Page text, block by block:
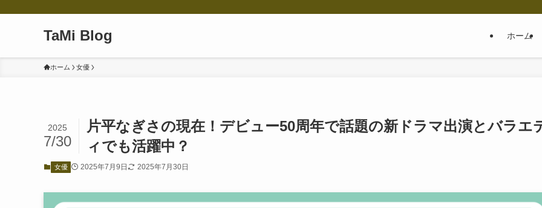
TaMi Blog ホーム
ホーム 女優
片平なぎさの現在！デビュー50周年で話題の新ドラマ出演とバラエ
ィでも活躍中？
2025
7/30
女優 2025年7月9日 2025年7月30日